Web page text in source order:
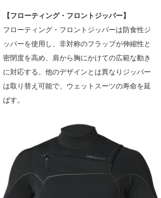
【フローティング・フロントジッパー】
フローティング・フロントジッパーは防食性ジ
ッパーを使用し、非対称のフラップが伸縮性と
密閉度を高め、肩から胸にかけての広範な動き
に対応する。他のデザインとは異なりジッパー
は取り替え可能で、ウェットスーツの寿命を延
ばす。
SancheZ
ゴン
米山予報士
wanda
chappy
Romisea